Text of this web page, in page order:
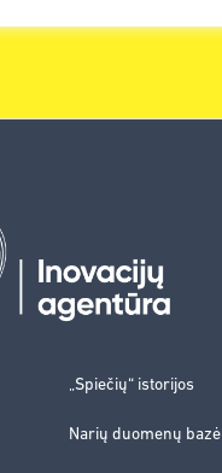
„Spiečių“ istorijos
Narių duomenų bazė